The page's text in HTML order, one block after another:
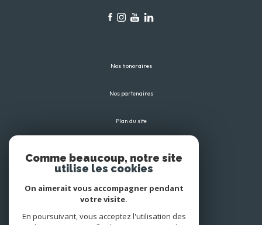
Nos honoraires
Nos partenaires
Plan du site
Politique RGPD
Comme beaucoup, notre site
utilise les cookies
On aimerait vous accompagner pendant
votre visite.
En poursuivant, vous acceptez l'utilisation des